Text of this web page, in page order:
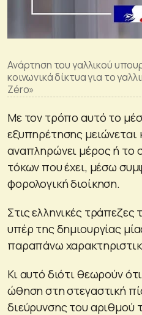
Ανάρτηση του γαλλικού
κοινωνικά δίκτυα για το
Zéro»
Με τον τρόπο αυτό το
εξυπηρέτησης μειώνεται
αναπληρώνει μέρος ή το
τόκων που έχει, μέσω
φορολογική διοίκηση.
Στις ελληνικές
υπέρ της δημιουργίας
παραπάνω
Κι αυτό διότι θεωρούν
ώθηση στη στεγαστική
διεύρυνσης του αριθμού